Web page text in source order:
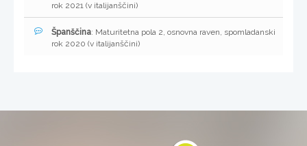
rok 2021 (v italijanščini)
Španščina: Maturitetna pola 2, osnovna raven, spomladanski
rok 2020 (v italijanščini)